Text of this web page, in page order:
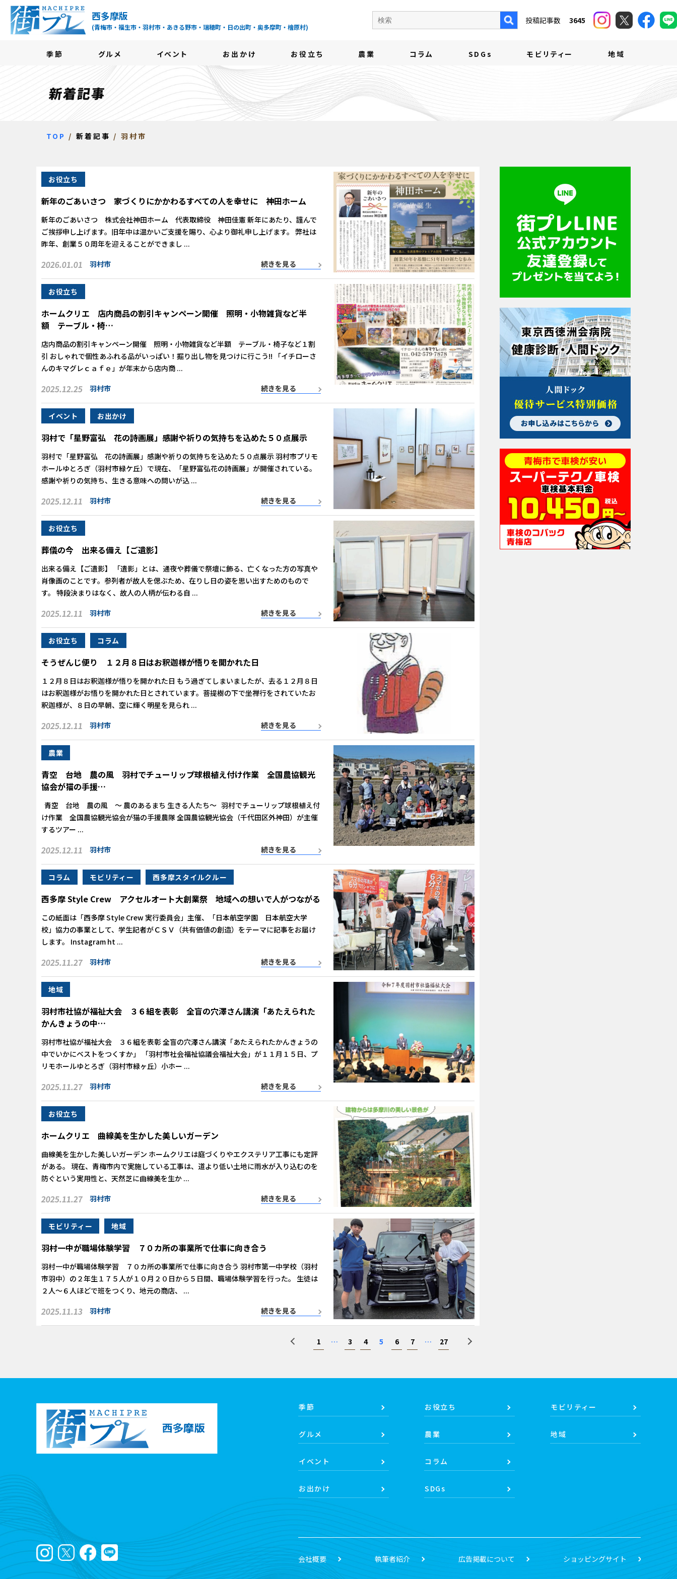
街プレ -東京・西多摩の地域情報サイト-
西多摩版
(青梅市・福生市・羽村市・あきる野市・瑞穂町・日の出町・奥多摩町・檜原村)
季節 グルメ イベント お出かけ お役立ち 農業 コラム SDGs モビリティー 地域
投稿記事数 3645
新着記事
TOP 新着記事 羽村市
お役立ち
新年のごあいさつ 家づくりにかかわるすべての人を幸せに 神田ホーム
新年のごあいさつ 株式会社神田ホーム 代表取締役 神田佳憲 新年にあたり、謹んで
ご挨拶申し上げます。旧年中は温かいご支援を賜り、心より御礼申し上げます。 弊社は
昨年、創業５０周年を迎えることができまし ...
2026.01.01 羽村市 続きを見る
お役立ち
ホームクリエ 店内商品の割引キャンペーン開催 照明・小物雑貨など半
額 テーブル・椅…
店内商品の割引キャンペーン開催 照明・小物雑貨など半額 テーブル・椅子など１割
引 おしゃれで個性あふれる品がいっぱい！掘り出し物を見つけに行こう!! 「イチローさ
んのキマグレｃａｆｅ」が年末から店内商 ...
2025.12.25 羽村市 続きを見る
イベント お出かけ
羽村で「星野富弘 花の詩画展」感謝や祈りの気持ちを込めた５０点展示
羽村で「星野富弘 花の詩画展」感謝や祈りの気持ちを込めた５０点展示 羽村市プリモ
ホールゆとろぎ（羽村市緑ケ丘）で現在、「星野富弘花の詩画展」が開催されている。
感謝や祈りの気持ち、生きる意味への問いが込 ...
2025.12.11 羽村市 続きを見る
お役立ち
葬儀の今 出来る備え【ご遺影】
出来る備え【ご遺影】 「遺影」とは、通夜や葬儀で祭壇に飾る、亡くなった方の写真や
肖像画のことです。参列者が故人を偲ぶため、在りし日の姿を思い出すためのもので
す。 特段決まりはなく、故人の人柄が伝わる自 ...
2025.12.11 羽村市 続きを見る
お役立ち コラム
そうぜんじ便り １２月８日はお釈迦様が悟りを開かれた日
１２月８日はお釈迦様が悟りを開かれた日 もう過ぎてしまいましたが、去る１２月８日
はお釈迦様がお悟りを開かれた日とされています。菩提樹の下で坐禅行をされていたお
釈迦様が、８日の早朝、空に輝く明星を見られ ...
2025.12.11 羽村市 続きを見る
農業
青空 台地 農の風 羽村でチューリップ球根植え付け作業 全国農協観光
協会が猫の手援…
青空 台地 農の風 ～ 農のあるまち 生きる人たち～ 羽村でチューリップ球根植え付
け作業 全国農協観光協会が猫の手援農隊 全国農協観光協会（千代田区外神田）が主催
するツアー ...
2025.12.11 羽村市 続きを見る
コラム モビリティー 西多摩スタイルクルー
西多摩 Style Crew アクセルオート大創業祭 地域への想いで人がつながる
この紙面は「西多摩 Style Crew 実行委員会」主催、「日本航空学園 日本航空大学
校」協力の事業として、学生記者がＣＳＶ（共有価値の創造）をテーマに記事をお届け
します。 Instagram ht ...
2025.11.27 羽村市 続きを見る
地域
羽村市社協が福祉大会 ３６組を表彰 全盲の穴澤さん講演「あたえられた
かんきょうの中…
羽村市社協が福祉大会 ３６組を表彰 全盲の穴澤さん講演「あたえられたかんきょうの
中でいかにベストをつくすか」 「羽村市社会福祉協議会福祉大会」が１１月１５日、プ
リモホールゆとろぎ（羽村市緑ヶ丘）小ホー ...
2025.11.27 羽村市 続きを見る
お役立ち
ホームクリエ 曲線美を生かした美しいガーデン
曲線美を生かした美しいガーデン ホームクリエは庭づくりやエクステリア工事にも定評
がある。 現在、青梅市内で実施している工事は、道より低い土地に雨水が入り込むのを
防ぐという実用性と、天然芝に曲線美を生か ...
2025.11.27 羽村市 続きを見る
モビリティー 地域
羽村一中が職場体験学習 ７０カ所の事業所で仕事に向き合う
羽村一中が職場体験学習 ７０カ所の事業所で仕事に向き合う 羽村市第一中学校（羽村
市羽中）の２年生１７５人が１０月２０日から５日間、職場体験学習を行った。 生徒は
２人〜６人ほどで班をつくり、地元の商店、 ...
2025.11.13 羽村市 続きを見る
1 … 3 4 5 6 7 … 27
季節
グルメ
イベント
お出かけ
お役立ち
農業
コラム
SDGs
モビリティー
地域
会社概要 執筆者紹介 広告掲載について ショッピングサイト